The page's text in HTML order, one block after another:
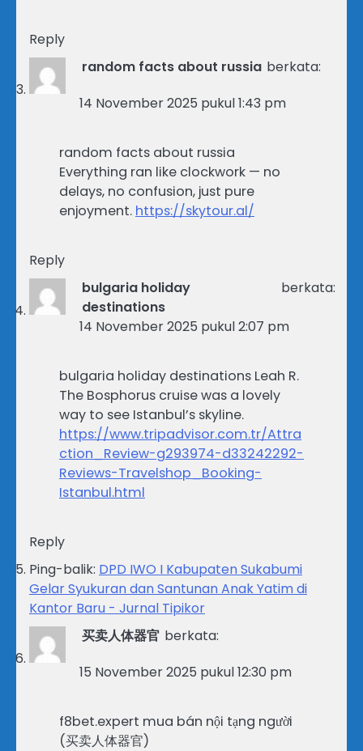
Reply
random facts about russia berkata:
14 November 2025 pukul 1:43 pm
random facts about russia
Everything ran like clockwork — no
delays, no confusion, just pure
enjoyment. https://skytour.al/
Reply
bulgaria holiday
destinations
berkata:
14 November 2025 pukul 2:07 pm
bulgaria holiday destinations Leah R.
The Bosphorus cruise was a lovely
way to see Istanbul’s skyline.
https://www.tripadvisor.com.tr/Attra
ction_Review-g293974-d33242292-
Reviews-Travelshop_Booking-
Istanbul.html
Reply
Ping-balik: DPD IWO I Kabupaten Sukabumi
Gelar Syukuran dan Santunan Anak Yatim di
Kantor Baru - Jurnal Tipikor
买卖人体器官 berkata:
15 November 2025 pukul 12:30 pm
f8bet.expert mua bán nội tạng người
(买卖人体器官)